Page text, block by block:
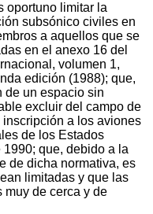
oportuno limitar la
subsónico civiles en
a aquellos que se
en el anexo 16 del
volumen 1,
edición (1988); que,
de un espacio sin
excluir del campo de
a los aviones
de los Estados
que, debido a la
de dicha normativa, es
limitadas y que las
muy de cerca y de